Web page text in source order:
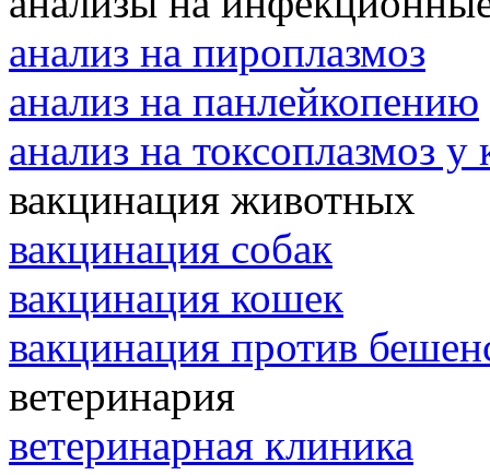
анализ на пироплазмоз
анализ на панлейкопению
анализ на токсоплазмоз
вакцинация животных
вакцинация собак
вакцинация кошек
вакцинация против
ветеринария
ветеринарная клиника